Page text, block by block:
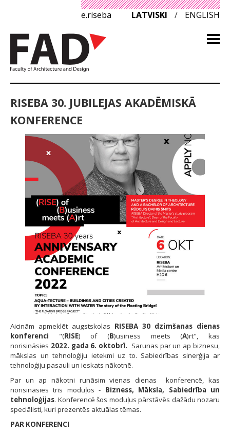
e.riseba LATVISKI / ENGLISH
RISEBA 30. JUBILEJAS AKADĒMISKĀ
KONFERENCE
Aicinām apmeklēt augstskolas RISEBA 30 dzimšanas dienas
konferenci "(RISE) of (B)usiness meets (A)rt", kas
norisināsies 2022. gada 6. oktobrī. Sarunas par un ap biznesu,
mākslas un tehnoloģiju ietekmi uz to. Sabiedrības sinerģija ar
tehnoloģiju pasauli un ieskats nākotnē.
Par un ap nākotni runāsim vienas dienas konferencē, kas
norisināsies trīs moduļos - Bizness, Māksla, Sabiedrība un
tehnoloģijas. Konferencē šos moduļus pārstāvēs dažādu nozaru
speciālisti, kuri prezentēs aktuālas tēmas.
PAR KONFERENCI